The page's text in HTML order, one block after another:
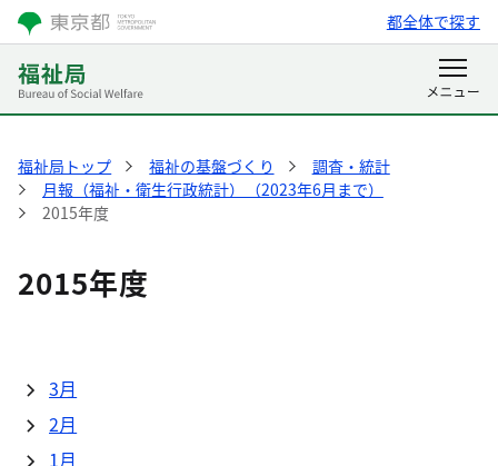
都全体で探す
福祉局トップ 福祉の基盤づくり
調査・統計
月報（福祉・衛生行政統計）（2023年6月まで）
2015年度
2015年度
3月
2月
1月